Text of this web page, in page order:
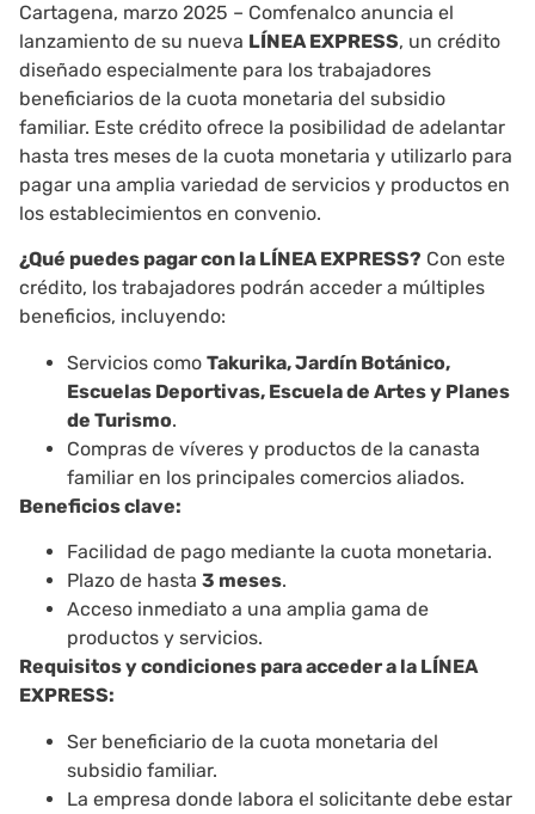
Cartagena, marzo 2025 – Comfenalco anuncia el
lanzamiento de su nueva LÍNEA EXPRESS, un crédito
diseñado especialmente para los trabajadores
beneficiarios de la cuota monetaria del subsidio
familiar. Este crédito ofrece la posibilidad de adelantar
hasta tres meses de la cuota monetaria y utilizarlo para
pagar una amplia variedad de servicios y productos en
los establecimientos en convenio.
¿Qué puedes pagar con la LÍNEA EXPRESS? Con este
crédito, los trabajadores podrán acceder a múltiples
beneficios, incluyendo:
Servicios como Takurika, Jardín Botánico,
Escuelas Deportivas, Escuela de Artes y Planes
de Turismo.
Compras de víveres y productos de la canasta
familiar en los principales comercios aliados.
Beneficios clave:
Facilidad de pago mediante la cuota monetaria.
Plazo de hasta 3 meses.
Acceso inmediato a una amplia gama de
productos y servicios.
Requisitos y condiciones para acceder a la LÍNEA
EXPRESS:
Ser beneficiario de la cuota monetaria del
subsidio familiar.
La empresa donde labora el solicitante debe estar